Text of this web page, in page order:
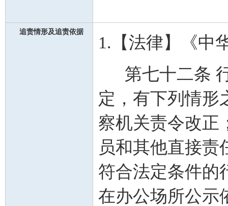
追责情形及追责依据
1.【法律】《中
第七十二条 行
定，有下列情形
察机关责令改正
员和其他直接责
符合法定条件的
在办公场所公示